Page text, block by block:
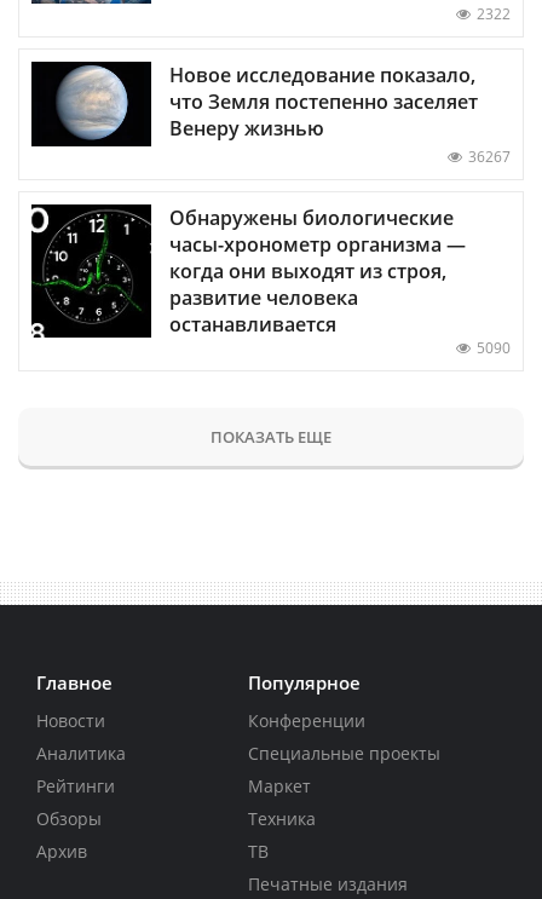
2322
Новое исследование показало,
что Земля постепенно заселяет
Венеру жизнью
36267
Обнаружены биологические
часы-хронометр организма —
когда они выходят из строя,
развитие человека
останавливается
5090
ПОКАЗАТЬ ЕЩЕ
Главное
Новости
Аналитика
Рейтинги
Обзоры
Архив
Популярное
Конференции
Специальные проекты
Маркет
Техника
ТВ
Печатные издания